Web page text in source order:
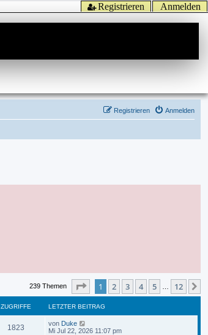
Anmelden
Registrieren
Anmelden
Registrieren
239 Themen Seite von12
1 2 3 4 5 12
ZUGRIFFE LETZTER BEITRAG
1823 von Duke
Mi Jul 22, 2026 11:07 pm